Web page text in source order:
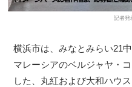
記者発
横浜市は、みなとみらい21
マレーシアのベルジャヤ・
した、丸紅および大和ハウ